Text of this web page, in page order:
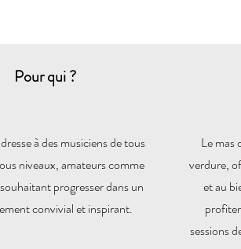
Pour qui ?
à des musiciens de tous
niveaux, amateurs comme
progresser dans un
convivial et inspirant.
Le mas
verdure,
et au
sessions